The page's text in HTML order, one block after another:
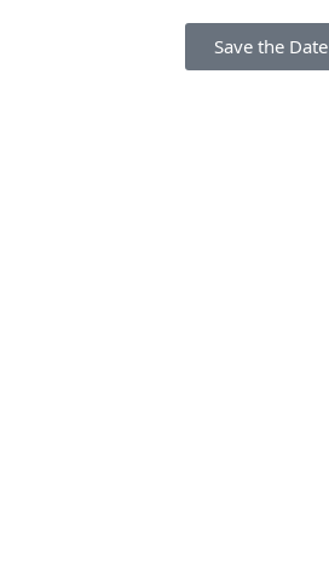
Save the Date